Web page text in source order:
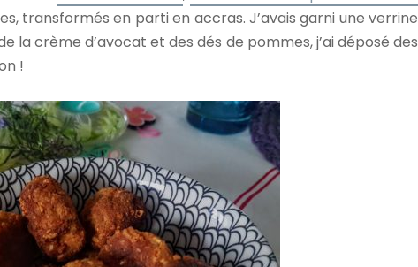
transformés en parti en accras. J’avais garni une verrine
la crème d’avocat et des dés de pommes, j’ai déposé des
!